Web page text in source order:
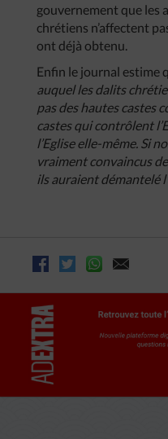
gouvernement que les
chrétiens n’affectent
ont déjà obtenu.
Enfin le journal estime
auquel les dalits
pas des hautes castes
castes qui contrôlent
l’Eglise elle-même. Si
vraiment convaincus
ils auraient démantelé